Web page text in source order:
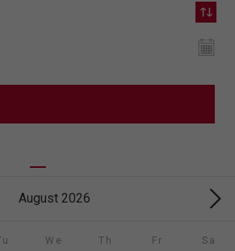
August 2026
We Th Fr Sa